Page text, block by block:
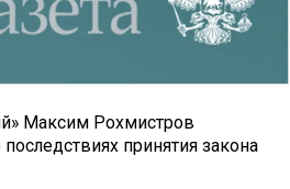
Максим Рохмистров
принятия закона